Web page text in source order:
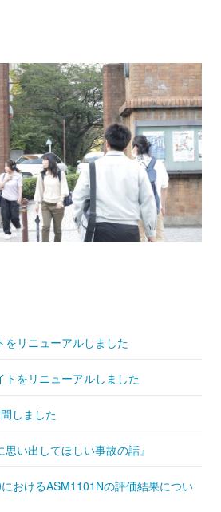
をリニューアルしました
をリニューアルしました
しました
思い出してほしい事故の話』
におけるASM1101Nの評価結果につい